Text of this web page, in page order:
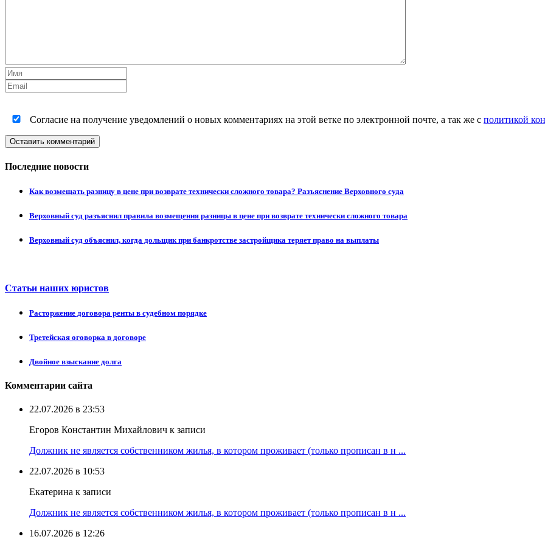
Согласие на получение уведомлений о новых комментариях на этой ветке по электронной почте, а так же с политикой
Оставить комментарий
Последние новости
Как возмещать разницу в цене при возврате технически сложного товара? Разъяснение Верховного суда
Верховный суд разъяснил правила возмещения разницы в цене при возврате технически сложного товара
Верховный суд объяснил, когда дольщик при банкротстве застройщика теряет право на выплаты
Статьи наших юристов
Расторжение договора ренты в судебном порядке
Третейская оговорка в договоре
Двойное взыскание долга
Комментарии сайта
22.07.2026 в 23:53
Егоров Константин Михайлович к записи
Должник не является собственником жилья, в котором проживает (только прописан в н ...
22.07.2026 в 10:53
Екатерина к записи
Должник не является собственником жилья, в котором проживает (только прописан в н ...
16.07.2026 в 12:26